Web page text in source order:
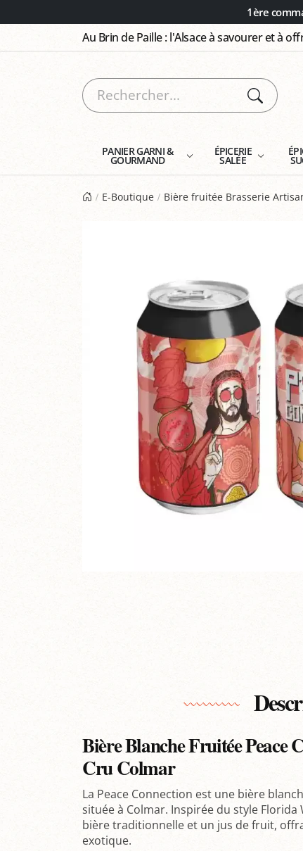
1ère
Au Brin de Paille : l'Alsace à savourer et à
PANIER GARNI &
GOURMAND
ÉPICERIE
SALÉE
E-Boutique Bière fruitée Brasserie
Bière Blanche Fruitée Peace
Cru Colmar
La Peace Connection est une bière
située à Colmar. Inspirée du style
bière traditionnelle et un jus de fruit,
exotique.